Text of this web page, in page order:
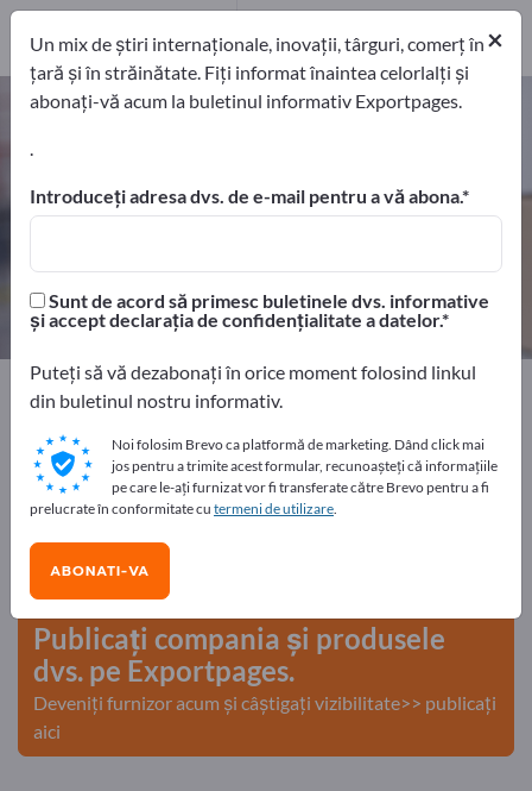
Folii de ambalare – găsiți
producători și furnizori
exportatori Producători
4
Home Transport și Ambalare
Ambalaje
Folii de ambalare
Faceți publicitate gratuit pe
Exportpages!
Nevoile – Ofertele – Bunuri second-hand – Contacte
comerciale >> începeți aici
Publicați compania și produsele
dvs. pe Exportpages.
Deveniți furnizor acum și câștigați vizibilitate>> publicați
aici
×
Un mix de știri internaționale, inovații, târguri, comerț în
țară și în străinătate. Fiți informat înaintea celorlalți și
abonați-vă acum la buletinul informativ Exportpages.
.
Introduceți adresa dvs. de e-mail pentru a vă abona.
Sunt de acord să primesc buletinele dvs. informative
și accept declarația de confidențialitate a datelor.
Puteți să vă dezabonați în orice moment folosind linkul
din buletinul nostru informativ.
Noi folosim Brevo ca platformă de marketing. Dând click mai
jos pentru a trimite acest formular, recunoașteți că informațiile
pe care le-ați furnizat vor fi transferate către Brevo pentru a fi
prelucrate în conformitate cu termeni de utilizare.
ABONATI-VA